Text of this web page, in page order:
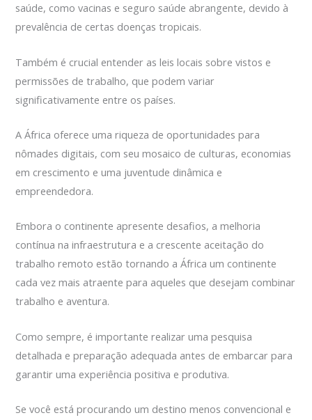
saúde, como vacinas e seguro saúde abrangente, devido à
prevalência de certas doenças tropicais.
Também é crucial entender as leis locais sobre vistos e
permissões de trabalho, que podem variar
significativamente entre os países.
A África oferece uma riqueza de oportunidades para
nômades digitais, com seu mosaico de culturas, economias
em crescimento e uma juventude dinâmica e
empreendedora.
Embora o continente apresente desafios, a melhoria
contínua na infraestrutura e a crescente aceitação do
trabalho remoto estão tornando a África um continente
cada vez mais atraente para aqueles que desejam combinar
trabalho e aventura.
Como sempre, é importante realizar uma pesquisa
detalhada e preparação adequada antes de embarcar para
garantir uma experiência positiva e produtiva.
Se você está procurando um destino menos convencional e